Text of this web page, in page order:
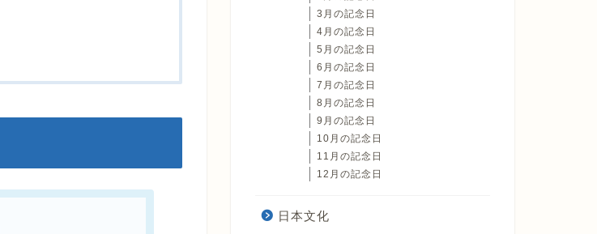
3月の記念日
4月の記念日
5月の記念日
6月の記念日
7月の記念日
8月の記念日
9月の記念日
10月の記念日
11月の記念日
12月の記念日
日本文化